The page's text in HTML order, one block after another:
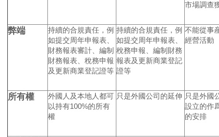
市場調查
弊端
持續的合規責任，例
如提交周年申報表、
財務報表審計、編制
財務報表、稅務申報
及更新商業登記證等
持續的合規責任，例
如提交周年申報表、
稅務申報、編制財務
報表及更新商業登記
證等
不能從事
經營活動
所有權
外國人及本地人都可
以持有100%的所有
權
只是外國公司的延伸 只是外國
設立的作
的安排